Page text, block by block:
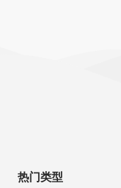
热门类型